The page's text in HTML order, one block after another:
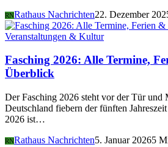
RNRathaus Nachrichten22. Dezember
Veranstaltungen & Kultur
Fasching 2026: Alle Termine,
Überblick
Der Fasching 2026 steht vor der Tür und
Deutschland fiebern der fünften
2026 ist…
RNRathaus Nachrichten5. Januar 20265